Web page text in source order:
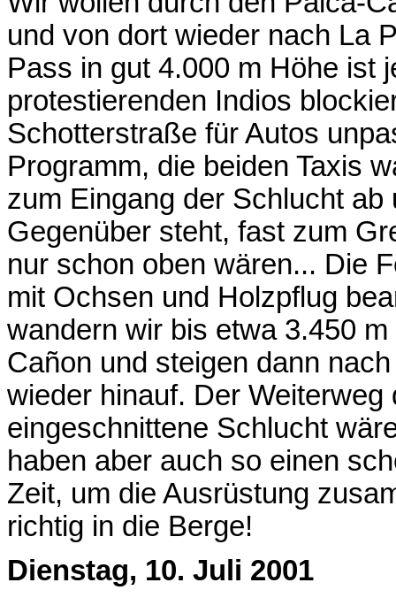
und von dort wieder nach La
Pass in gut 4.000 m Höhe ist
protestierenden Indios
Schotterstraße für Autos
Programm, die beiden Taxis
zum Eingang der Schlucht
Gegenüber steht, fast zum
nur schon oben wären... Die
mit Ochsen und Holzpflug
wandern wir bis etwa 3.450
Cañon und steigen dann
wieder hinauf. Der
eingeschnittene Schlucht
haben aber auch so einen
Zeit, um die Ausrüstung
richtig in die Berge!
Dienstag, 10. Juli 2001